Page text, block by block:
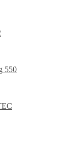
550